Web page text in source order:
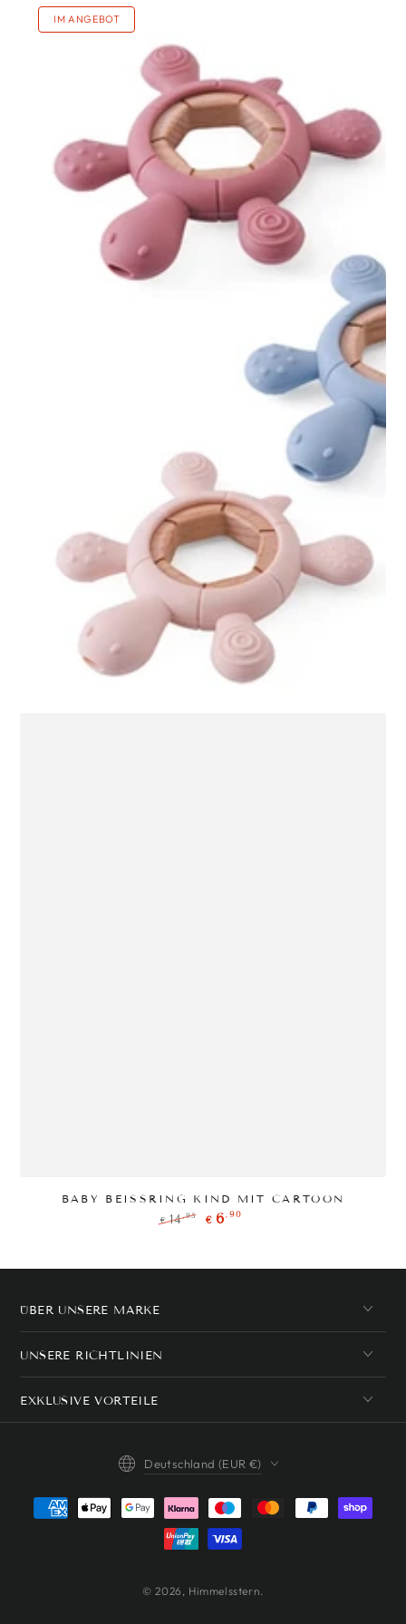
Preis
IM ANGEBOT
BABY BEISSRING KIND MIT CARTOON
€ 14,95 € 6,90
ÜBER UNSERE MARKE
UNSERE RICHTLINIEN
EXKLUSIVE VORTEILE
© 2026, Himmelsstern
Land/Region
Deutschland (EUR €)
Zahlungsmöglichkeiten